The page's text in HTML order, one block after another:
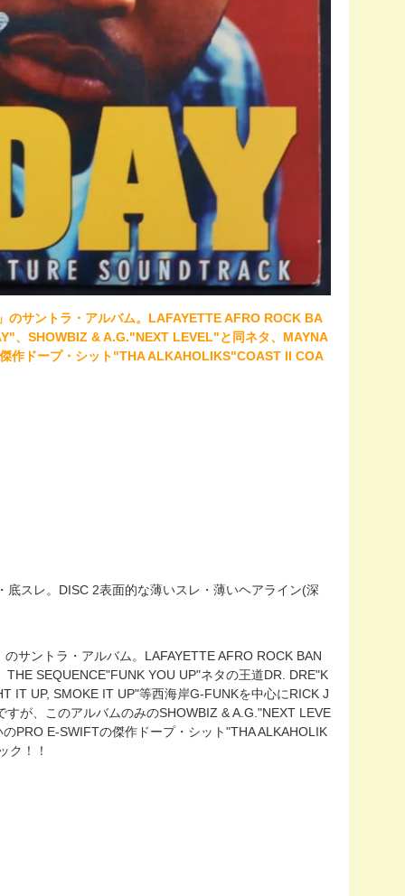
のサントラ・アルバム。LAFAYETTE AFRO ROCK BA
、SHOWBIZ & A.G."NEXT LEVEL"と同ネタ、MAYNA
作ドープ・シット"THA ALKAHOLIKS"COAST II COA
スレ。DISC 2表面的な薄いスレ・薄いヘアライン(深
サントラ・アルバム。LAFAYETTE AFRO ROCK BAN
SEQUENCE"FUNK YOU UP"ネタの王道DR. DRE"K
IT UP, SMOKE IT UP"等西海岸G-FUNKを中心にRICK J
が、このアルバムのみのSHOWBIZ & A.G."NEXT LEVE
PRO E-SWIFTの傑作ドープ・シット"THA ALKAHOLIK
ク！！